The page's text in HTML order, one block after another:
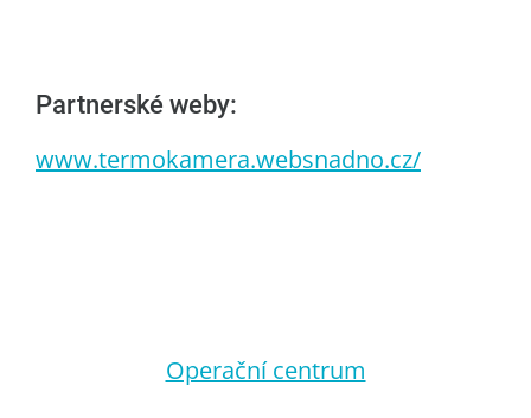
Partnerské weby:
www.termokamera.websnadno.cz/
Operační centrum